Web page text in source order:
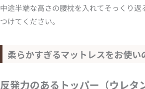
中途半端な高さの腰枕を入れてそっくり返
つけてください。
柔らかすぎるマットレスをお使い
反発力のあるトッパー（ウレタ